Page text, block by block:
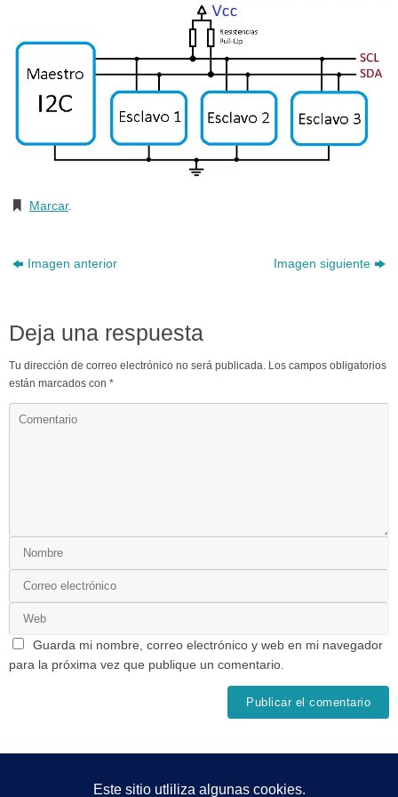
Marcar.
Imagen anterior Imagen siguiente
Deja una respuesta
Tu dirección de correo electrónico no será publicada. Los campos obligatorios
están marcados con *
Guarda mi nombre, correo electrónico y web en mi navegador
para la próxima vez que publique un comentario.